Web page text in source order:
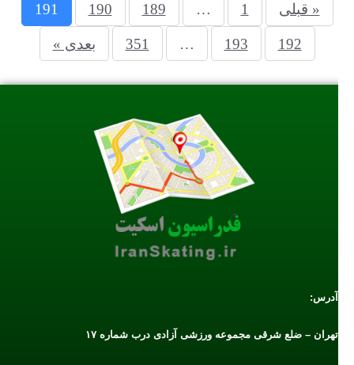
« قبلی 189
190
191
192
193
351 بعدی »
آدرس:
تهران – ضلع شرقی مجموعه ورزشی آزادی درب شماره ۱۷